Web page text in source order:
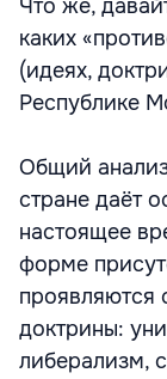
Что же,
каких
(идеях,
Республике
Общий
стране даёт
настоящее
форме
проявляются
доктрины:
либерализм,